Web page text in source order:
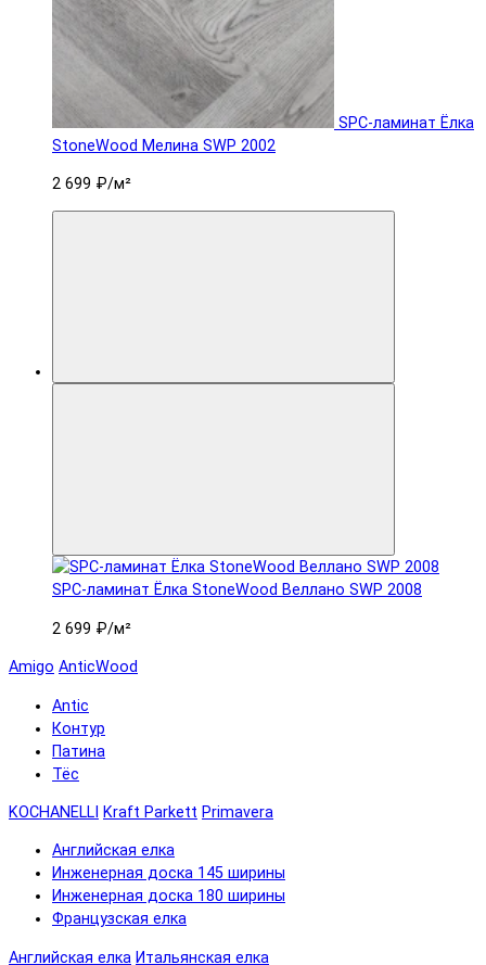
SPC-ламинат Ëлка
StoneWood Мелина SWP 2002
2 699 ₽/м²
SPC-ламинат Ëлка StoneWood Веллано SWP 2008
2 699 ₽/м²
Amigo AnticWood
Antic
Контур
Патина
Тёс
KOCHANELLI Kraft Parkett Primavera
Английская елка
Инженерная доска 145 ширины
Инженерная доска 180 ширины
Французская елка
Английская елка Итальянская елка